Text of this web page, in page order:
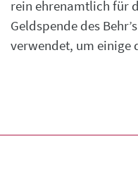
rein ehrenamtlich für
Geldspende des
verwendet, um einige